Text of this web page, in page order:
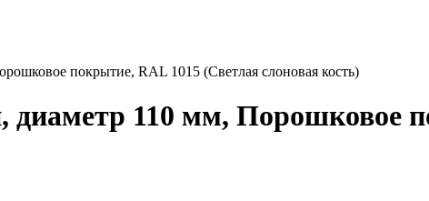
покрытие, RAL 1015 (Светлая слоновая кость)
диаметр 110 мм, Порошковое